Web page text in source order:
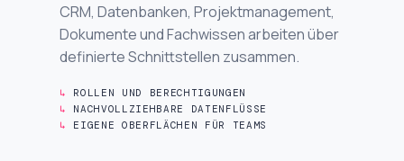
CRM, Datenbanken, Projektmanagement,
Dokumente und Fachwissen arbeiten über
definierte Schnittstellen zusammen.
ROLLEN UND BERECHTIGUNGEN
NACHVOLLZIEHBARE DATENFLÜSSE
EIGENE OBERFLÄCHEN FÜR TEAMS